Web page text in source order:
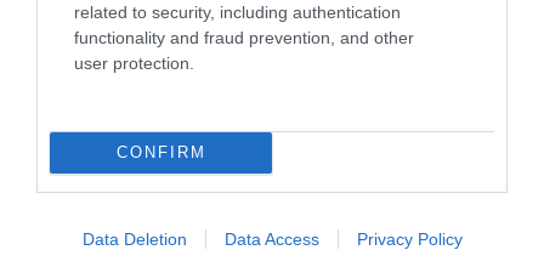
related to security, including authentication
functionality and fraud prevention, and other
user protection.
CONFIRM
Data Deletion Data Access Privacy Policy